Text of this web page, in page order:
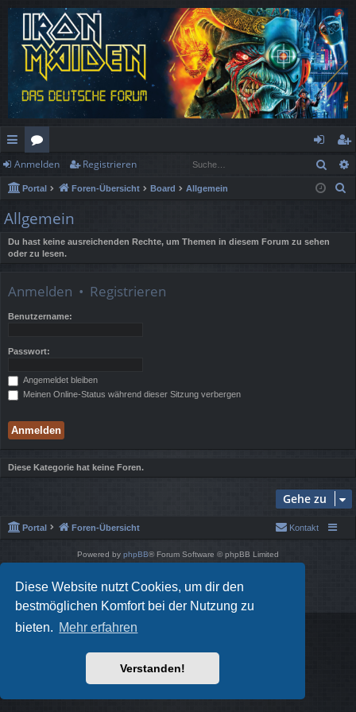
Diese Website nutzt Cookies, um dir den
bestmöglichen Komfort bei der Nutzung zu
bieten. Mehr erfahren
Verstanden!
ch
ne
llz
ug
f
or
en
n
m
de
eg
ist
Anmelden Registrieren
Portal Foren-Übersicht Board Allgemein
Allgemein
Du hast keine ausreichenden Rechte, um Themen in diesem Forum zu sehen
oder zu lesen.
Anmelden • Registrieren
Benutzername:
Passwort:
Angemeldet bleiben
Meinen Online-Status während dieser Sitzung verbergen
Diese Kategorie hat keine Foren.
Gehe zu
Portal Foren-Übersicht Kontakt
Powered by phpBB® Forum Software © phpBB Limited
Deutsche Übersetzung durchphpBB.de